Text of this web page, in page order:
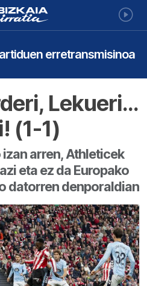
erretransmisinoa
Lekueri…
(1-1)
arren, Athleticek
eta ez da Europako
datorren denporaldian